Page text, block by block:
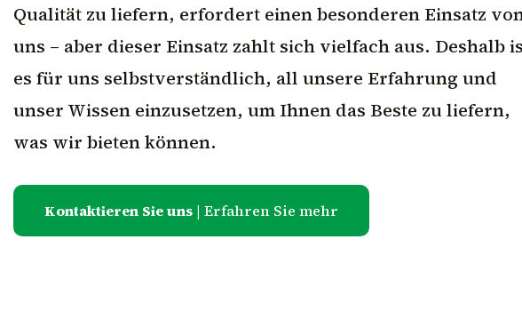
Qualität zu liefern, erfordert einen besonderen Einsatz
uns – aber dieser Einsatz zahlt sich vielfach aus. Deshalb
es für uns selbstverständlich, all unsere Erfahrung und
unser Wissen einzusetzen, um Ihnen das Beste zu liefern,
was wir bieten können.
Kontaktieren Sie uns | Erfahren Sie mehr​